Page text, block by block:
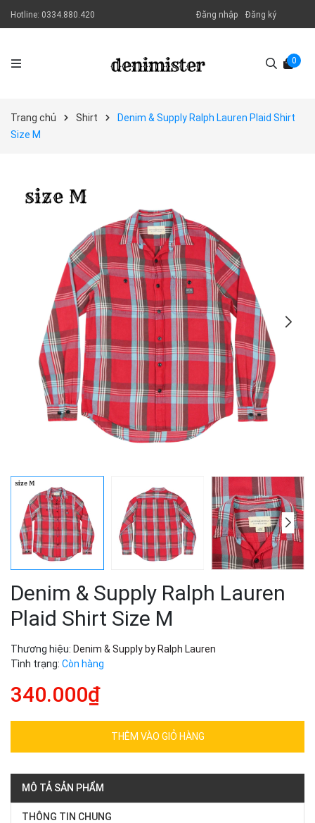
Hotline: 0334.880.420 Đăng nhập Đăng ký
0
Trang chủ Shirt
Denim & Supply Ralph Lauren Plaid Shirt
Size M
Denim & Supply Ralph Lauren
Plaid Shirt Size M
Thương hiệu: Denim & Supply by Ralph Lauren
Tình trạng: Còn hàng
340.000₫
THÊM VÀO GIỎ HÀNG
MÔ TẢ SẢN PHẨM
THÔNG TIN CHUNG